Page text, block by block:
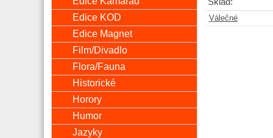
Válečné
Edice KOD
Edice Magnet
Film/Divadlo
Flora/Fauna
Historické
Horory
Humor
Jazyky